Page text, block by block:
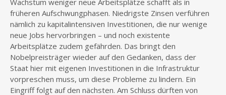
Wachstum weniger neue Arbeitsplätze schafft als in
früheren Aufschwungphasen. Niedrigste Zinsen verführen
nämlich zu kapitalintensiven Investitionen, die nur wenige
neue Jobs hervorbringen – und noch existente
Arbeitsplätze zudem gefährden. Das bringt den
Nobelpreisträger wieder auf den Gedanken, dass der
Staat hier mit eigenen Investitionen in die Infrastruktur
vorpreschen muss, um diese Probleme zu lindern. Ein
Eingriff folgt auf den nächsten. Am Schluss dürften von